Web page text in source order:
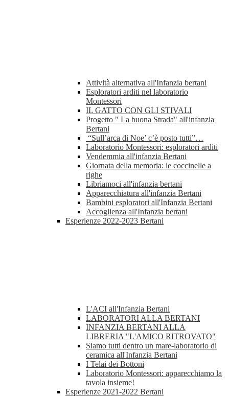
Attività alternativa all'Infanzia bertani
Esploratori arditi nel laboratorio
Montessori
IL GATTO CON GLI STIVALI
Progetto " La buona Strada" all'infanzia
Bertani
“Sull’arca di Noe’ c’è posto tutti”…
Laboratorio Montessori: esploratori arditi
Vendemmia all'infanzia Bertani
Giornata della memoria: le coccinelle a
righe
Libriamoci all'infanzia bertani
Apparecchiatura all'infanzia Bertani
Bambini esploratori all'Infanzia Bertani
Accoglienza all'Infanzia bertani
Esperienze 2022-2023 Bertani
L'ACI all'Infanzia Bertani
LABORATORI ALLA BERTANI
INFANZIA BERTANI ALLA
LIBRERIA "L'AMICO RITROVATO"
Siamo tutti dentro un mare-laboratorio di
ceramica all'Infanzia Bertani
I Telai dei Bottoni
Laboratorio Montessori: apparecchiamo la
tavola insieme!
Esperienze 2021-2022 Bertani